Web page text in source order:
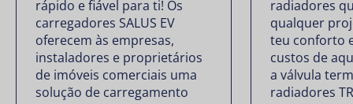
rápido e fiável para ti! Os
carregadores SALUS EV
oferecem às empresas,
instaladores e proprietários
de imóveis comerciais uma
solução de carregamento
radiadores
qualquer
teu conforto
custos de
a válvula
radiadores